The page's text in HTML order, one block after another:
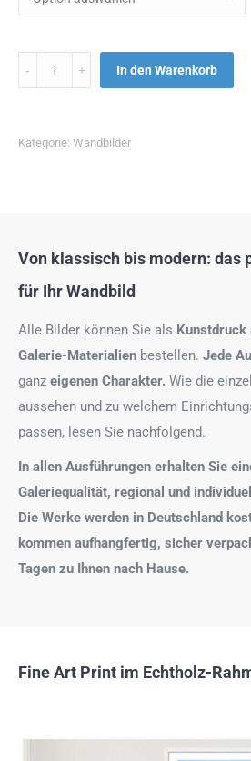
Menge In den Warenkorb
Kategorie: Wandbilder
Von klassisch bis modern: das
für Ihr Wandbild
Alle Bilder können Sie als Kunstdruck
Galerie-Materialien bestellen. Jede
ganz eigenen Charakter. Wie die
aussehen und zu welchem
passen, lesen Sie nachfolgend.
In allen Ausführungen erhalten Sie
Galeriequalität, regional und
Die Werke werden in Deutschland
kommen aufhangfertig, sicher
Tagen zu Ihnen nach Hause.
Fine Art Print im Echtholz-